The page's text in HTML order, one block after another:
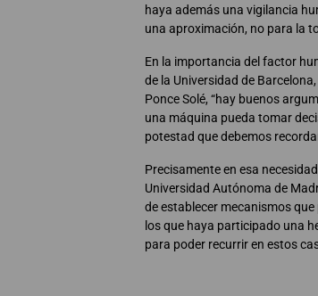
haya además una vigilancia
una aproximación, no para la
En la importancia del factor
de la Universidad de
Ponce Solé, “hay buenos
una máquina pueda tomar
potestad que debemos
Precisamente en esa
Universidad Autónoma de
de establecer mecanismos
los que haya participado una
para poder recurrir en estos